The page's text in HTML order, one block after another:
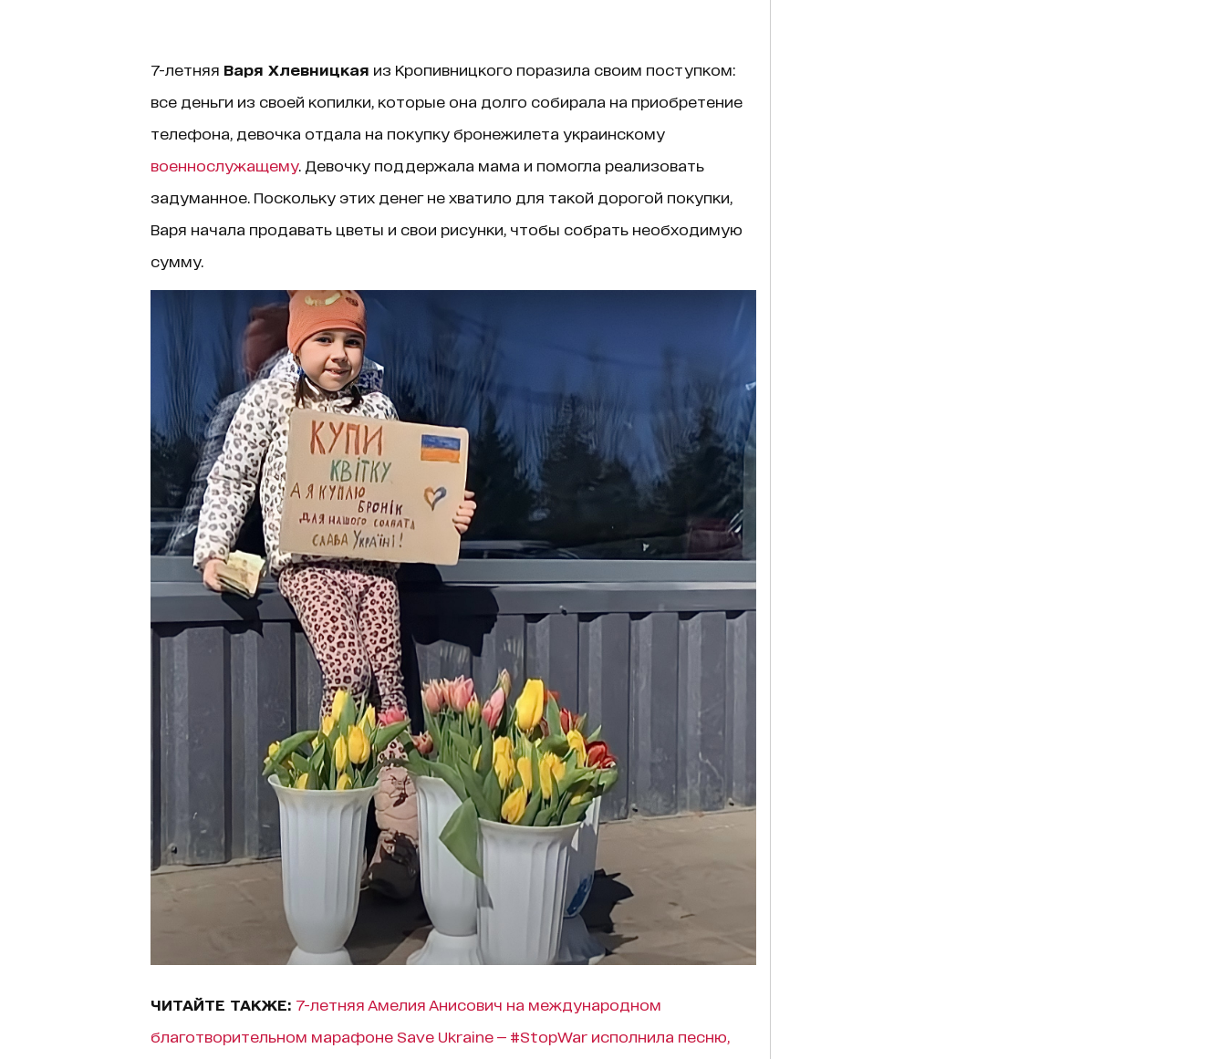
7-летняя Варя Хлевницкая из Кропивницкого поразила своим поступком:
все деньги из своей копилки, которые она долго собирала на приобретение
телефона, девочка отдала на покупку бронежилета украинскому
военнослужащему. Девочку поддержала мама и помогла реализовать
задуманное. Поскольку этих денег не хватило для такой дорогой покупки,
Варя начала продавать цветы и свои рисунки, чтобы собрать необходимую
сумму.
ЧИТАЙТЕ ТАКЖЕ: 7-летняя Амелия Анисович на международном
благотворительном марафоне Save Ukraine — #StopWar исполнила песню,